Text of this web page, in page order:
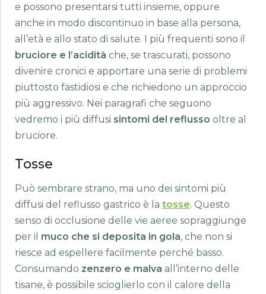
e possono presentarsi tutti insieme, oppure
anche in modo discontinuo in base alla persona,
all’età e allo stato di salute. I più frequenti sono il
bruciore e l’acidità che, se trascurati, possono
divenire cronici e apportare una serie di problemi
piuttosto fastidiosi e che richiedono un approccio
più aggressivo. Nei paragrafi che seguono
vedremo i più diffusi sintomi del reflusso oltre al
bruciore.
Tosse
Può sembrare strano, ma uno dei sintomi più
diffusi del reflusso gastrico è la tosse. Questo
senso di occlusione delle vie aeree sopraggiunge
per il muco che si deposita in gola, che non si
riesce ad espellere facilmente perché basso.
Consumando zenzero e malva all’interno delle
tisane, è possibile scioglierlo con il calore della